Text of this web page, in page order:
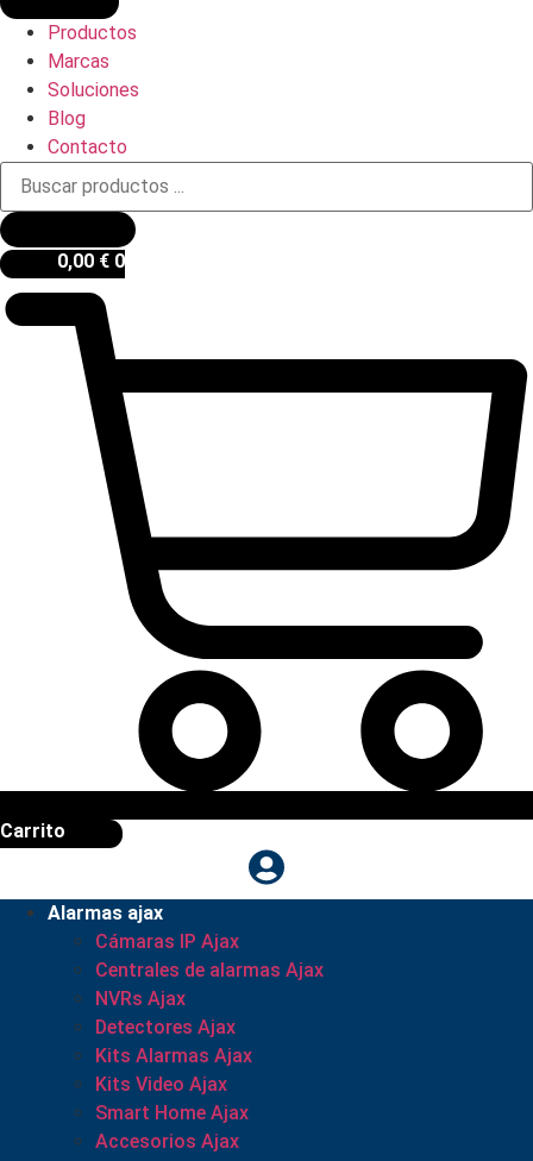
Productos
Marcas
Soluciones
Blog
Contacto
Búsqueda
productos
0,00 € 0
Carrito
Alarmas ajax
Cámaras IP Ajax
Centrales de alarmas Ajax
NVRs Ajax
Detectores Ajax
Kits Alarmas Ajax
Kits Video Ajax
Smart Home Ajax
Accesorios Ajax